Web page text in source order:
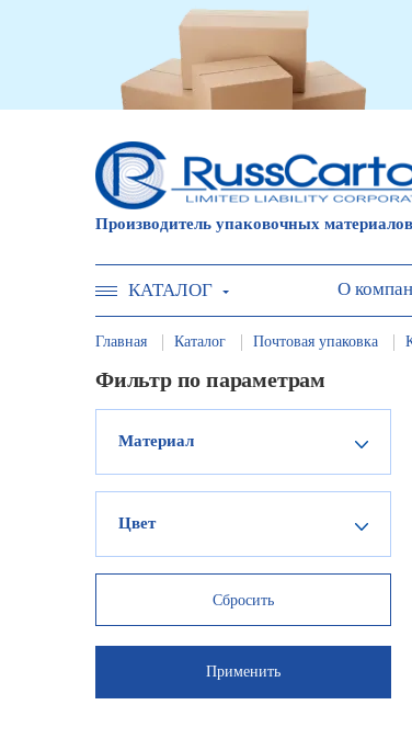
Производитель упаковочных материалов
КАТАЛОГ О
Главная Каталог Почтовая упаковка
Фильтр по параметрам
Материал
Цвет